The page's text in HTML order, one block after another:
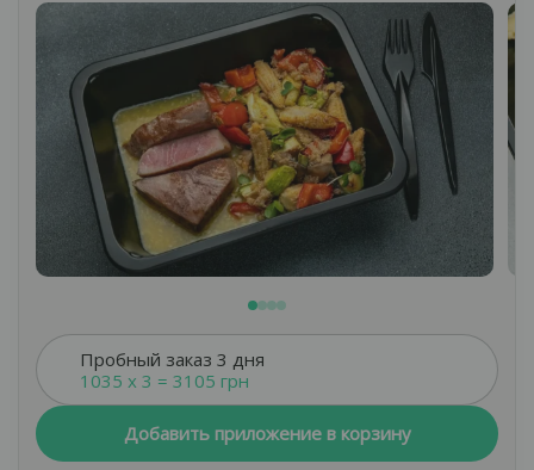
Пробный заказ 3 дня
1035 x 3 = 3105 грн
Добавить приложение в корзину
*Мы не передаем Ваши данные третьим лицам, а
используем их только для обеспечения
надлежащей связи с Вами.
Нажимая кнопку «Оставить заявку», вы
соглашаетесь сПравилами обработки
персональных данных.
Оставить запрос
*Мы не передаем Ваши данные третьим лицам,
а используем их только для обеспечения
надлежащей связи с Вами.
Оставить запрос
Оставить запрос
*Мы не передаем Ваши данные третьим лицам,
а используем их только для обеспечения
надлежащей связи с Вами.